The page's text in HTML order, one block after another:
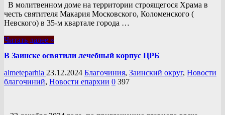
В молитвенном доме на территории строящегося Храма в
честь святителя Макария Московского, Коломенского (
Невского) в 35-м квартале города …
Читать далее »
В Заинске освятили лечебный корпус ЦРБ
almeteparhia 23.12.2024 Благочиния, Заинский округ, Новости
благочиний, Новости епархии 0 397